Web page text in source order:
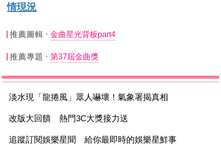
情現況
推薦圖輯 金曲星光背板part4
推薦專題 第37屆金曲獎
淡水現「龍捲風」眾人嚇壞！氣象署揭真相
改版大回饋 熱門3C大獎接力送
追蹤訂閱娛樂星聞 給你最即時的娛樂星鮮事